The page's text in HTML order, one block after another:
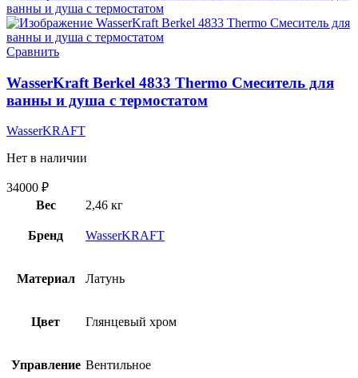
Сравнить
WasserKraft Berkel 4833 Thermo Cмеситель для
ванны и душа с термостатом
WasserKRAFT
Нет в наличии
34000 ₽
Вес
2,46 кг
Бренд WasserKRAFT
Материал Латунь
Цвет Глянцевый хром
Управление Вентильное